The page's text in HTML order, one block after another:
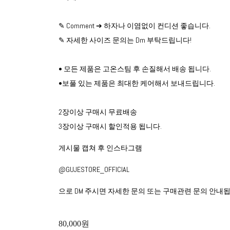
✎ Comment ➔ 하자나 이염없이 컨디션 좋습니다.
✎ 자세한 사이즈 문의는 Dm 부탁드립니다!
• 모든 제품은 고온스팀 후 손질해서 배송 됩니다.
•보풀 있는 제품은 최대한 케어해서 보내드립니다.
2장이상 구매시 무료배송
3장이상 구매시 할인적용 됩니다.
게시물 캡쳐 후 인스타그램
@GUJESTORE_OFFICIAL
으로 DM 주시면 자세한 문의 또는 구매관련 문의 안내
80,000원